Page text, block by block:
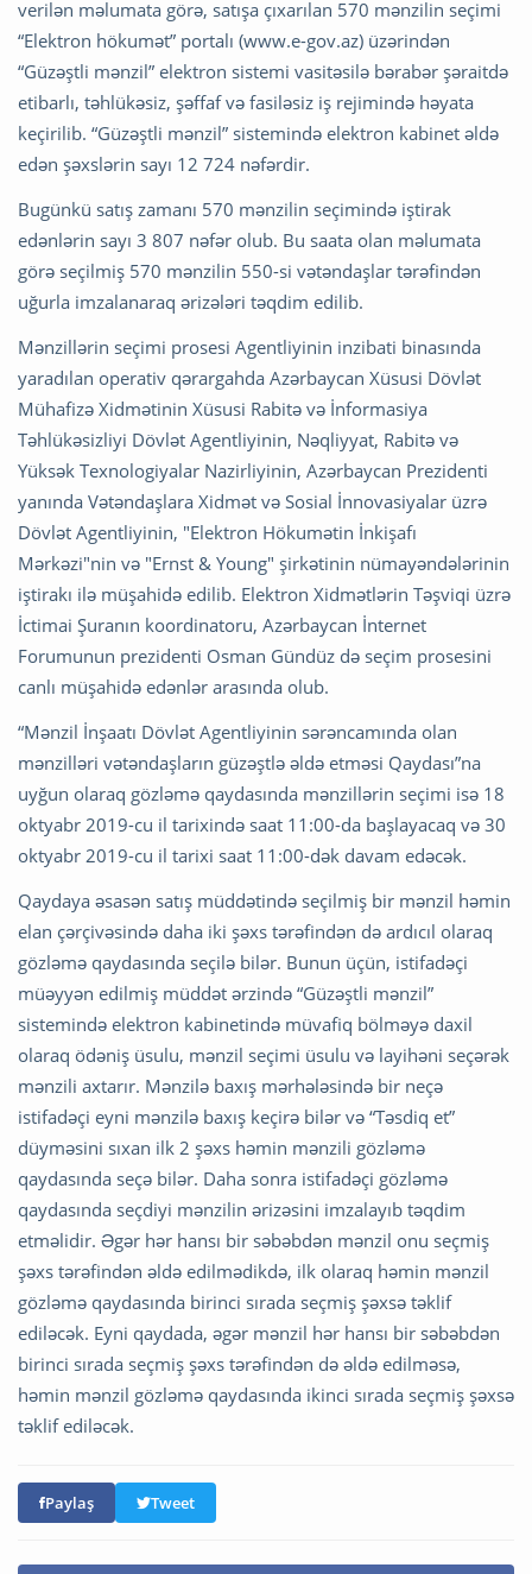
verilən məlumata görə, satışa çıxarılan 570 mənzilin seçimi
“Elektron hökumət” portalı (www.e-gov.az) üzərindən
“Güzəştli mənzil” elektron sistemi vasitəsilə bərabər şəraitdə
etibarlı, təhlükəsiz, şəffaf və fasiləsiz iş rejimində həyata
keçirilib. “Güzəştli mənzil” sistemində elektron kabinet əldə
edən şəxslərin sayı 12 724 nəfərdir.
Bugünkü satış zamanı 570 mənzilin seçimində iştirak
edənlərin sayı 3 807 nəfər olub. Bu saata olan məlumata
görə seçilmiş 570 mənzilin 550-si vətəndaşlar tərəfindən
uğurla imzalanaraq ərizələri təqdim edilib.
Mənzillərin seçimi prosesi Agentliyinin inzibati binasında
yaradılan operativ qərargahda Azərbaycan Xüsusi Dövlət
Mühafizə Xidmətinin Xüsusi Rabitə və İnformasiya
Təhlükəsizliyi Dövlət Agentliyinin, Nəqliyyat, Rabitə və
Yüksək Texnologiyalar Nazirliyinin, Azərbaycan Prezidenti
yanında Vətəndaşlara Xidmət və Sosial İnnovasiyalar üzrə
Dövlət Agentliyinin, "Elektron Hökumətin İnkişafı
Mərkəzi"nin və "Ernst & Young" şirkətinin nümayəndələrinin
iştirakı ilə müşahidə edilib. Elektron Xidmətlərin Təşviqi üzrə
İctimai Şuranın koordinatoru, Azərbaycan İnternet
Forumunun prezidenti Osman Gündüz də seçim prosesini
canlı müşahidə edənlər arasında olub.
“Mənzil İnşaatı Dövlət Agentliyinin sərəncamında olan
mənzilləri vətəndaşların güzəştlə əldə etməsi Qaydası”na
uyğun olaraq gözləmə qaydasında mənzillərin seçimi isə 18
oktyabr 2019-cu il tarixində saat 11:00-da başlayacaq və 30
oktyabr 2019-cu il tarixi saat 11:00-dək davam edəcək.
Qaydaya əsasən satış müddətində seçilmiş bir mənzil həmin
elan çərçivəsində daha iki şəxs tərəfindən də ardıcıl olaraq
gözləmə qaydasında seçilə bilər. Bunun üçün, istifadəçi
müəyyən edilmiş müddət ərzində “Güzəştli mənzil”
sistemində elektron kabinetində müvafiq bölməyə daxil
olaraq ödəniş üsulu, mənzil seçimi üsulu və layihəni seçərək
mənzili axtarır. Mənzilə baxış mərhələsində bir neçə
istifadəçi eyni mənzilə baxış keçirə bilər və “Təsdiq et”
düyməsini sıxan ilk 2 şəxs həmin mənzili gözləmə
qaydasında seçə bilər. Daha sonra istifadəçi gözləmə
qaydasında seçdiyi mənzilin ərizəsini imzalayıb təqdim
etməlidir. Əgər hər hansı bir səbəbdən mənzil onu seçmiş
şəxs tərəfindən əldə edilmədikdə, ilk olaraq həmin mənzil
gözləmə qaydasında birinci sırada seçmiş şəxsə təklif
ediləcək. Eyni qaydada, əgər mənzil hər hansı bir səbəbdən
birinci sırada seçmiş şəxs tərəfindən də əldə edilməsə,
həmin mənzil gözləmə qaydasında ikinci sırada seçmiş şəxsə
təklif ediləcək.
Paylaş Tweet